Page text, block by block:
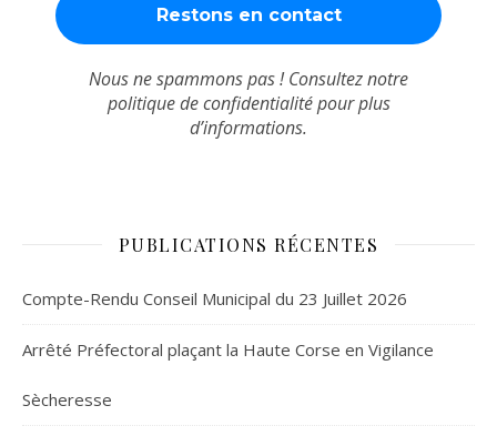
Nous ne spammons pas ! Consultez notre
politique de confidentialitépour plus
d’informations.
PUBLICATIONS RÉCENTES
Compte-Rendu Conseil Municipal du 23 Juillet 2026
Arrêté Préfectoral plaçant la Haute Corse en Vigilance
Sècheresse